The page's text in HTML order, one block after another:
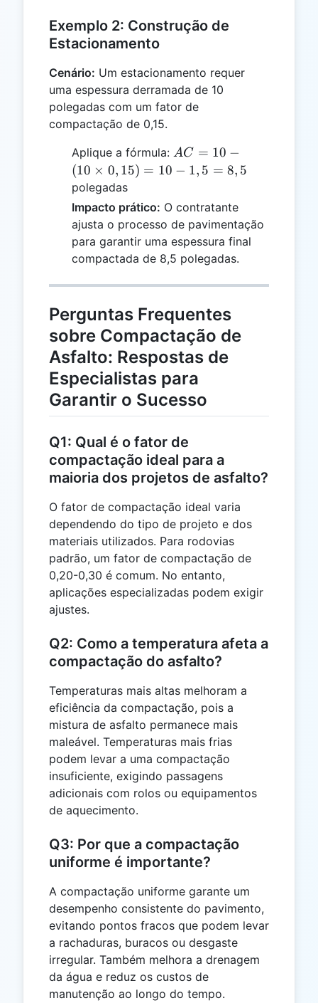
Exemplo 2: Construção de
Estacionamento
Cenário: Um estacionamento requer
uma espessura derramada de 10
polegadas com um fator de
compactação de 0,15.
Aplique a fórmula: AC =
10 -
\times
0,15)
= 10 -
1,5 =
8,5
AC = 10 −
(10 × 0, 15) = 10 − 1, 5 = 8, 5
polegadas
Impacto prático: O contratante
ajusta o processo de pavimentação
para garantir uma espessura final
compactada de 8,5 polegadas.
Perguntas Frequentes
sobre Compactação de
Asfalto: Respostas de
Especialistas para
Garantir o Sucesso
Q1: Qual é o fator de
compactação ideal para a
maioria dos projetos de asfalto?
O fator de compactação ideal varia
dependendo do tipo de projeto e dos
materiais utilizados. Para rodovias
padrão, um fator de compactação de
0,20-0,30 é comum. No entanto,
aplicações especializadas podem exigir
ajustes.
Q2: Como a temperatura afeta a
compactação do asfalto?
Temperaturas mais altas melhoram a
eficiência da compactação, pois a
mistura de asfalto permanece mais
maleável. Temperaturas mais frias
podem levar a uma compactação
insuficiente, exigindo passagens
adicionais com rolos ou equipamentos
de aquecimento.
Q3: Por que a compactação
uniforme é importante?
A compactação uniforme garante um
desempenho consistente do pavimento,
evitando pontos fracos que podem levar
a rachaduras, buracos ou desgaste
irregular. Também melhora a drenagem
da água e reduz os custos de
manutenção ao longo do tempo.